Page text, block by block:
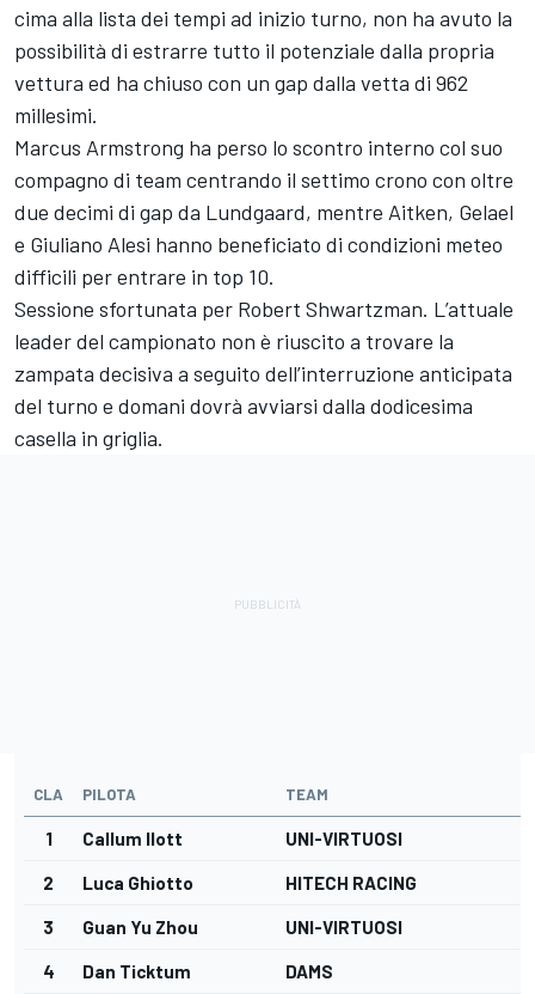
cima alla lista dei tempi ad inizio turno, non ha avuto la
possibilità di estrarre tutto il potenziale dalla propria
vettura ed ha chiuso con un gap dalla vetta di 962
millesimi.
Marcus Armstrong ha perso lo scontro interno col suo
compagno di team centrando il settimo crono con oltre
due decimi di gap da Lundgaard, mentre Aitken, Gelael
e Giuliano Alesi hanno beneficiato di condizioni meteo
difficili per entrare in top 10.
Sessione sfortunata per Robert Shwartzman. L’attuale
leader del campionato non è riuscito a trovare la
zampata decisiva a seguito dell’interruzione anticipata
del turno e domani dovrà avviarsi dalla dodicesima
casella in griglia.
CLA PILOTA TEAM
1 Callum Ilott UNI-VIRTUOSI
2 Luca Ghiotto HITECH RACING
3 Guan Yu Zhou UNI-VIRTUOSI
4 Dan Ticktum DAMS